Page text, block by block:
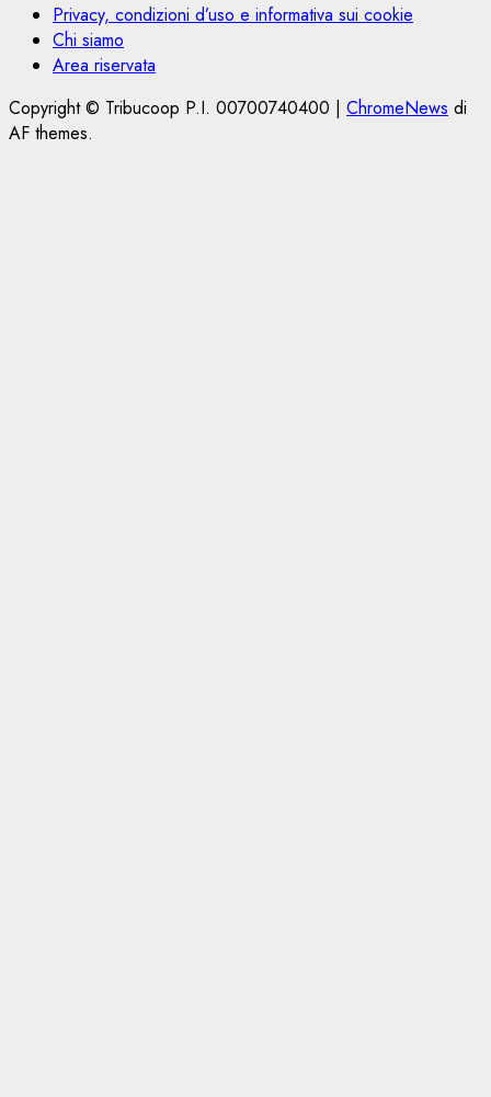
Privacy, condizioni d’uso e informativa sui cookie
Chi siamo
Area riservata
Copyright © Tribucoop P.I. 00700740400 | ChromeNews di
AF themes.